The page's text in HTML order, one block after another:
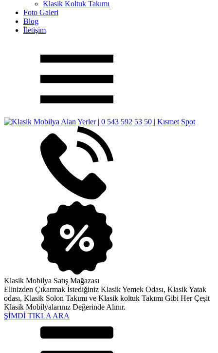
Klasik Koltuk Takımı
Foto Galeri
Blog
İletişim
Klasik Mobilya Satış Mağazası
Elinizden Çıkarmak İstediğiniz Klasik Yemek Odası, Klasik Yatak
odası, Klasik Solon Takımı ve Klasik koltuk Takımı Gibi Her Çeşit
Klasik Mobilyalarınız Değerinde Alınır.
ŞİMDİ TIKLA ARA